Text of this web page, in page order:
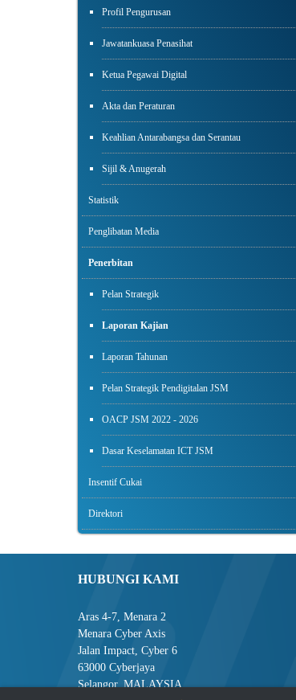
Profil Pengurusan
Jawatankuasa Penasihat
Ketua Pegawai Digital
Akta dan Peraturan
Keahlian Antarabangsa dan Serantau
Sijil & Anugerah
Statistik
Penglibatan Media
Penerbitan
Pelan Strategik
Laporan Kajian
Laporan Tahunan
Pelan Strategik Pendigitalan JSM
OACP JSM 2022 - 2026
Dasar Keselamatan ICT JSM
Insentif Cukai
Direktori
HUBUNGI KAMI
Aras 4-7, Menara 2
Menara Cyber Axis
Jalan Impact, Cyber 6
63000 Cyberjaya
Selangor, MALAYSIA